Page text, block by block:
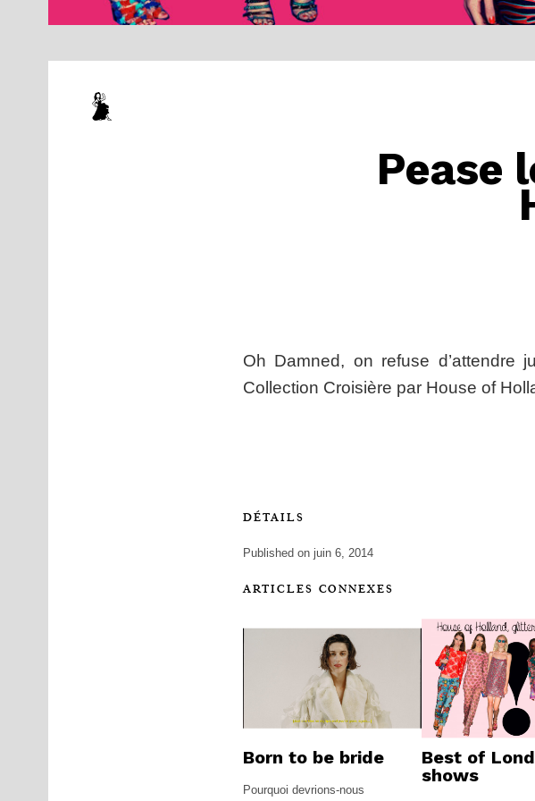
Pease
Oh Damned, on refuse d’attendre
Collection Croisière par House of
DÉTAILS
Published on juin 6, 2014
ARTICLES CONNEXES
Born to be bride
Pourquoi devrions-nous
Best of
shows